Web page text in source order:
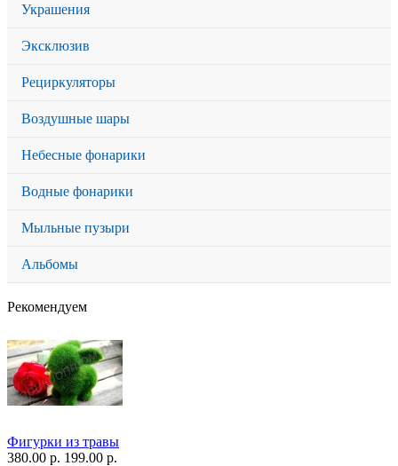
Украшения
Эксклюзив
Рециркуляторы
Воздушные шары
Небесные фонарики
Водные фонарики
Мыльные пузыри
Альбомы
Рекомендуем
Фигурки из травы
380.00 р. 199.00 р.